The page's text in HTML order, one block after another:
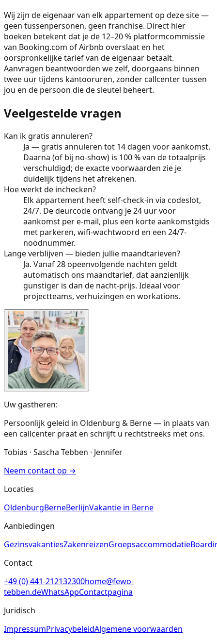
Wij zijn de eigenaar van elk appartement op deze site —
geen tussenpersonen, geen franchise. Direct hier
boeken betekent dat je de 12–20 % platformcommissie
van Booking.com of Airbnb overslaat en het
oorspronkelijke tarief van de eigenaar betaalt.
Aanvragen beantwoorden we zelf, doorgaans binnen
twee uur tijdens kantooruren, zonder callcenter tussen
jou en de persoon die de sleutel beheert.
Veelgestelde vragen
Kan ik gratis annuleren?
Ja — gratis annuleren tot 14 dagen voor aankomst.
Daarna (of bij no-show) is 100 % van de totaalprijs
verschuldigd; de exacte voorwaarden zie je
duidelijk tijdens het afrekenen.
Hoe werkt de inchecken?
Elk appartement heeft self-check-in via codeslot,
24/7. De deurcode ontvang je 24 uur voor
aankomst per e-mail, plus een korte aankomstgids
met parkeren, wifi-wachtwoord en een 24/7-
noodnummer.
Lange verblijven — bieden jullie maandtarieven?
Ja. Vanaf 28 opeenvolgende nachten geldt
automatisch ons maandtarief, dat aanzienlijk
gunstiger is dan de nacht-prijs. Ideaal voor
projectteams, verhuizingen en workations.
Uw gastheren:
Persoonlijk geleid in Oldenburg & Berne — in plaats van
een callcenter praat en schrijft u rechtstreeks met ons.
Tobias · Sascha Tebben · Jennifer
Neem contact op →
Locaties
OldenburgBerneBerlijnVakantie in Berne
Aanbiedingen
GezinsvakantiesZakenreizenGroepsaccommodatie
Contact
+49 (0) 441-212132300home@fewo-
tebben.deWhatsAppContactpagina
Juridisch
ImpressumPrivacybeleidAlgemene voorwaarden